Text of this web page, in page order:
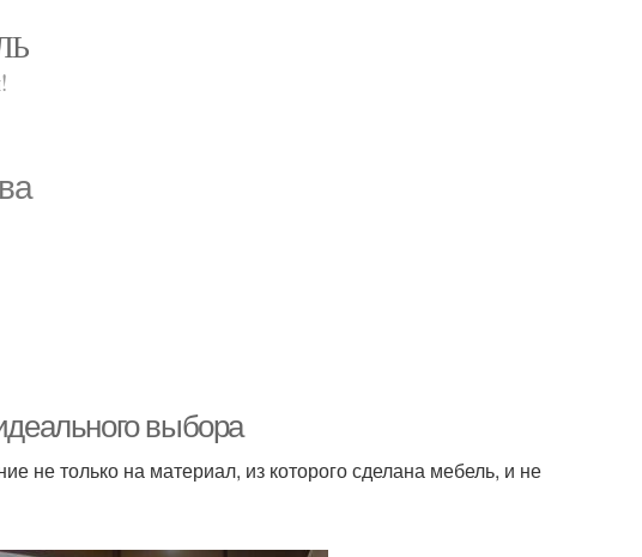
выбора
не только на материал, из которого сделана мебель, и не